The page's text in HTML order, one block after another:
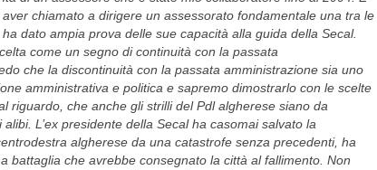
chiamato a dirigere un assessorato fondamentale una tra le
dato ampia prova delle sue capacità alla guida della Secal.
come un segno di continuità con la passata
che la discontinuità con la passata amministrazione sia uno
amministrativa e politica e sapremo dimostrarlo con le scelte
riguardo, che anche gli strilli del Pdl algherese siano da
L’ex presidente della Secal ha casomai salvato la
algherese da una catastrofe senza precedenti, ha
battaglia che avrebbe consegnato la città al fallimento. Non